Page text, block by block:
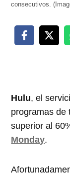
consecutivos.
Hulu, el
programas de
superior al
Monday.